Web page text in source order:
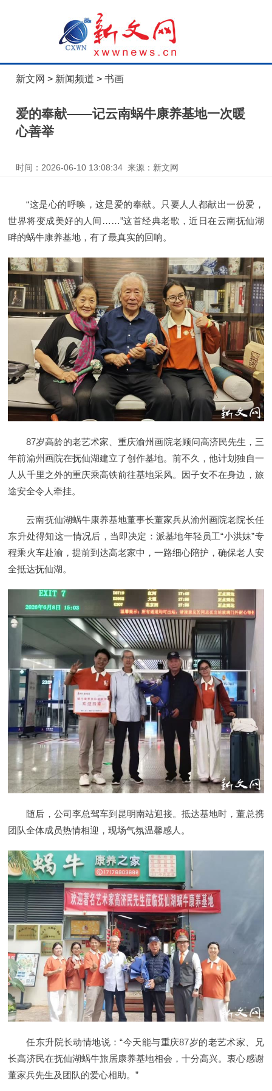
新文网 > 新闻频道 >书画
爱的奉献——记云南蜗牛康养基地一次暖
心善举
时间：2026-06-10 13:08:34 来源：新文网
“这是心的呼唤，这是爱的奉献。只要人人都献出一份爱，
世界将变成美好的人间……”这首经典老歌，近日在云南抚仙湖
畔的蜗牛康养基地，有了最真实的回响。
87岁高龄的老艺术家、重庆渝州画院老顾问高济民先生，三
年前渝州画院在抚仙湖建立了创作基地。前不久，他计划独自一
人从千里之外的重庆乘高铁前往基地采风。因子女不在身边，旅
途安全令人牵挂。
云南抚仙湖蜗牛康养基地董事长董家兵从渝州画院老院长任
东升处得知这一情况后，当即决定：派基地年轻员工“小洪妹”专
程乘火车赴渝，提前到达高老家中，一路细心陪护，确保老人安
全抵达抚仙湖。
随后，公司李总驾车到昆明南站迎接。抵达基地时，董总携
团队全体成员热情相迎，现场气氛温馨感人。
任东升院长动情地说：“今天能与重庆87岁的老艺术家、兄
长高济民在抚仙湖蜗牛旅居康养基地相会，十分高兴。衷心感谢
董家兵先生及团队的爱心相助。”